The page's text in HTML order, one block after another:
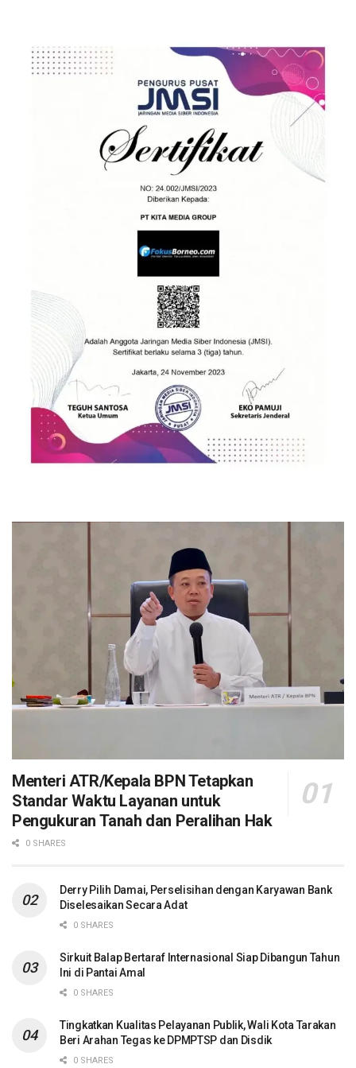
Menteri ATR/Kepala BPN Tetapkan
Standar Waktu Layanan untuk
Pengukuran Tanah dan Peralihan Hak
0 SHARES
Derry Pilih Damai, Perselisihan dengan Karyawan Bank
Diselesaikan Secara Adat
0 SHARES
Sirkuit Balap Bertaraf Internasional Siap Dibangun Tahun
Ini di Pantai Amal
0 SHARES
Tingkatkan Kualitas Pelayanan Publik, Wali Kota Tarakan
Beri Arahan Tegas ke DPMPTSP dan Disdik
0 SHARES